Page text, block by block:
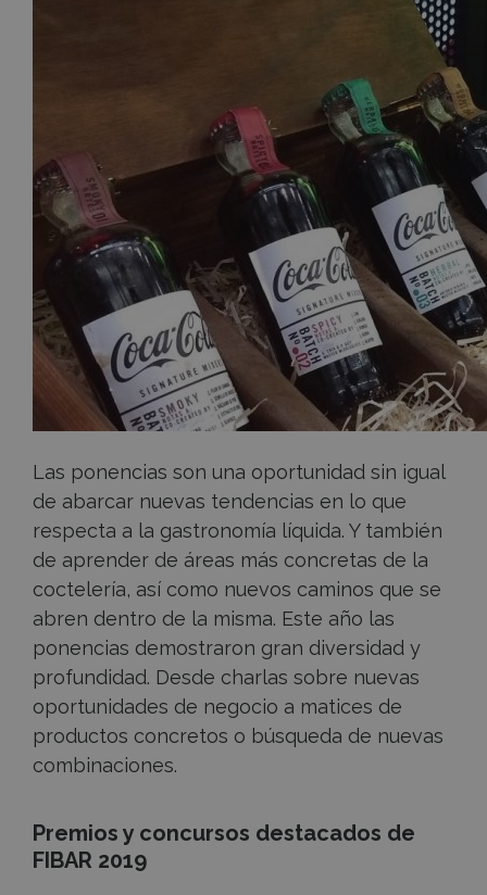
Las ponencias son una oportunidad sin igual
de abarcar nuevas tendencias en lo que
respecta a la gastronomía líquida. Y también
de aprender de áreas más concretas de la
coctelería, así como nuevos caminos que se
abren dentro de la misma. Este año las
ponencias demostraron gran diversidad y
profundidad. Desde charlas sobre nuevas
oportunidades de negocio a matices de
productos concretos o búsqueda de nuevas
combinaciones.
Premios y concursos destacados de
FIBAR 2019